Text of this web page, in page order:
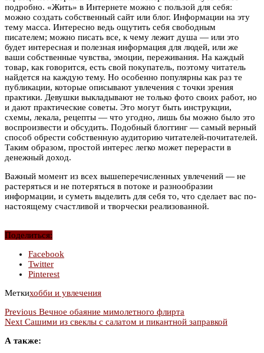
подробно. «Жить» в Интернете можно с пользой для себя:
можно создать собственный сайт или блог. Информации на эту
тему масса. Интересно ведь ощутить себя свободным
писателем; можно писать все, к чему лежит душа — или это
будет интересная и полезная информация для людей, или же
ваши собственные чувства, эмоции, переживания. На каждый
товар, как говорится, есть свой покупатель, поэтому читатель
найдется на каждую тему. Но особенно популярны как раз те
публикации, которые описывают увлечения с точки зрения
практики. Девушки выкладывают не только фото своих работ, но
и дают практические советы. Это могут быть инструкции,
схемы, лекала, рецепты — что угодно, лишь бы можно было это
воспроизвести и обсудить. Подобный блоггинг — самый верный
способ обрести собственную аудиторию читателей-почитателей.
Таким образом, простой интерес легко может перерасти в
денежный доход.
Важный момент из всех вышеперечисленных увлечений — не
растеряться и не потеряться в потоке и разнообразии
информации, и суметь выделить для себя то, что сделает вас по-
настоящему счастливой и творчески реализованной.
Поделиться:
Facebook
Twitter
Pinterest
Меткихобби и увлечения
Previous Вечное обаяние мимолетного флирта
Next Сашими из свеклы с салатом и пикантной заправкой
А также: